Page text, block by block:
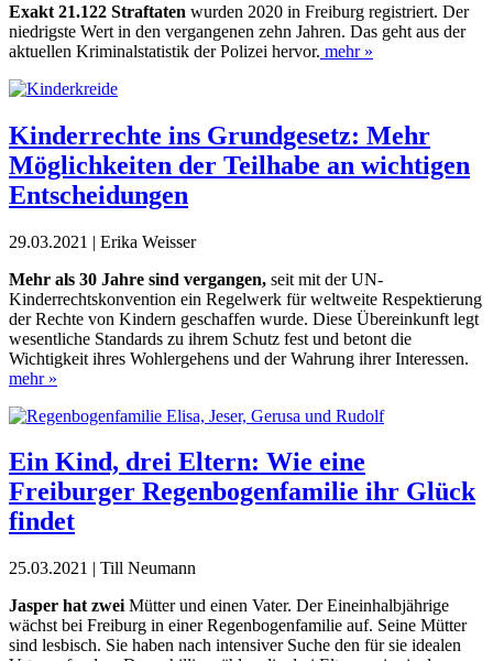
Exakt 21.122 Straftaten wurden 2020 in Freiburg registriert. Der
niedrigste Wert in den vergangenen zehn Jahren. Das geht aus der
aktuellen Kriminalstatistik der Polizei hervor. mehr »
Kinderrechte ins Grundgesetz: Mehr
Möglichkeiten der Teilhabe an wichtigen
Entscheidungen
29.03.2021 | Erika Weisser
Mehr als 30 Jahre sind vergangen, seit mit der UN-
Kinderrechtskonvention ein Regelwerk für weltweite Respektierung
der Rechte von Kindern geschaffen wurde. Diese Übereinkunft legt
wesentliche Standards zu ihrem Schutz fest und betont die
Wichtigkeit ihres Wohlergehens und der Wahrung ihrer Interessen.
mehr »
Ein Kind, drei Eltern: Wie eine
Freiburger Regenbogenfamilie ihr Glück
findet
25.03.2021 | Till Neumann
Jasper hat zwei Mütter und einen Vater. Der Eineinhalbjährige
wächst bei Freiburg in einer Regenbogenfamilie auf. Seine Mütter
sind lesbisch. Sie haben nach intensiver Suche den für sie idealen